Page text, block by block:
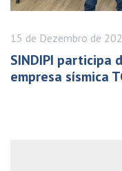
15 de Dezembro de
SINDIPI participa
empresa sísmica